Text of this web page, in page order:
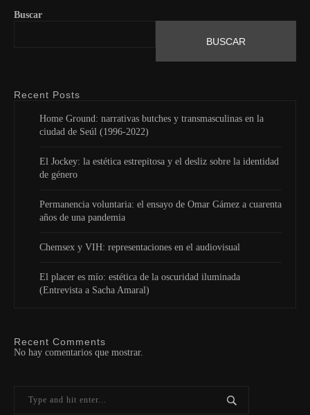
Buscar
BUSCAR
Recent Posts
Home Ground: narrativas butches y transmasculinas en la
ciudad de Seúl (1996-2022)
El Jockey: la estética estrepitosa y el desliz sobre la identidad
de género
Permanencia voluntaria: el ensayo de Omar Gámez a cuarenta
años de una pandemia
Chemsex y VIH: representaciones en el audiovisual
El placer es mío: estética de la oscuridad iluminada
(Entrevista a Sacha Amaral)
Recent Comments
No hay comentarios que mostrar.